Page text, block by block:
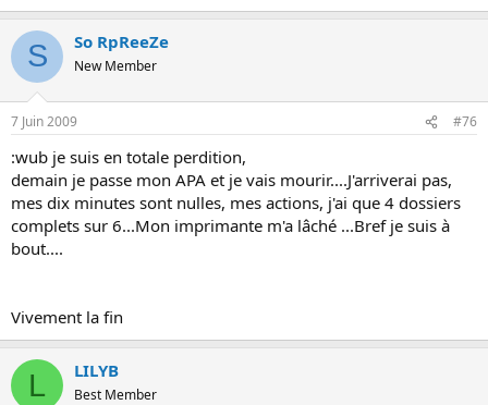
S So RpReeZe
New Member
7 Juin 2009 #76
:wub je suis en totale perdition,
demain je passe mon APA et je vais mourir....J'arriverai pas,
mes dix minutes sont nulles, mes actions, j'ai que 4 dossiers
complets sur 6...Mon imprimante m'a lâché ...Bref je suis à
bout....
Vivement la fin
L LILYB
Best Member